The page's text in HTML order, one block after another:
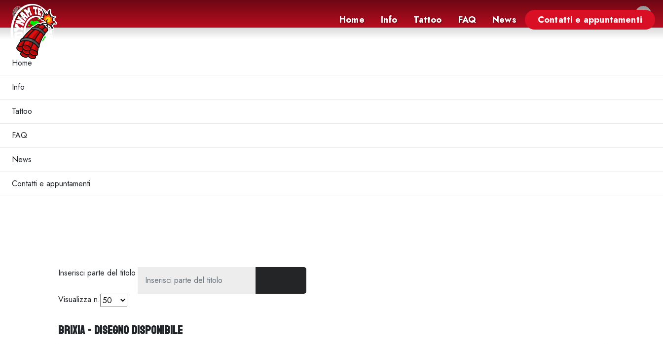
×
Home
Info
Tattoo
FAQ
News
Contatti e appuntamenti
Home Info Tattoo FAQ News Contatti e appuntamenti
Inserisci parte del titolo
Visualizza n.
Brixia - Disegno disponibile